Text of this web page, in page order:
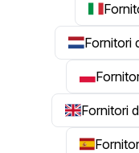
Fornitori
Fornitori